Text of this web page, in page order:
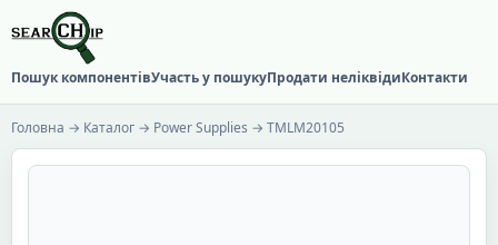
Пошук компонентівУчасть у пошукуПродати неліквідиКонтакти
Головна → Каталог → Power Supplies → TMLM20105